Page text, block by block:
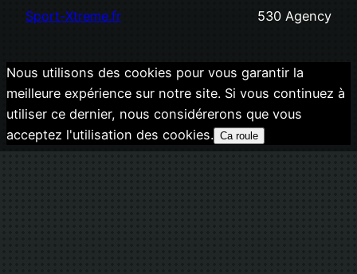
Sport-Xtreme.fr 530 Agency
Nous utilisons des cookies pour vous garantir la
meilleure expérience sur notre site. Si vous continuez à
utiliser ce dernier, nous considérerons que vous
acceptez l'utilisation des cookies. Ca roule